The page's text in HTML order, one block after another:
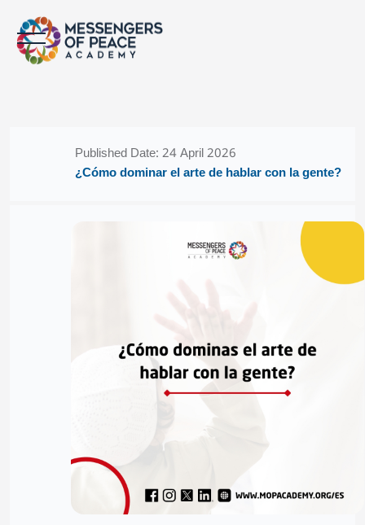
BlocksPublished Date: 24 April 2026
¿Cómo dominar el arte de hablar con la gente?